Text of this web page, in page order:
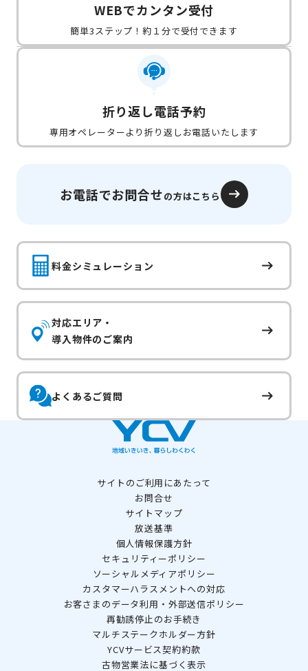
WEBでカンタン受付
簡単3ステップ！約１分で受付できます
折り返し電話予約
専用オペレーターより折り返しお電話いたします
お電話でお問合せの方はこちら
料金シミュレーション
対応エリア・
導入物件のご案内
よくあるご質問
サイトのご利用にあたって
お問合せ
サイトマップ
放送基準
個人情報保護方針
セキュリティーポリシー
ソーシャルメディアポリシー
カスタマーハラスメントへの対応
お客さまのデータ利用・外部送信ポリシー
再勧誘停止のお手続き
マルチステークホルダー方針
YCVサービス契約約款
古物営業法に基づく表示